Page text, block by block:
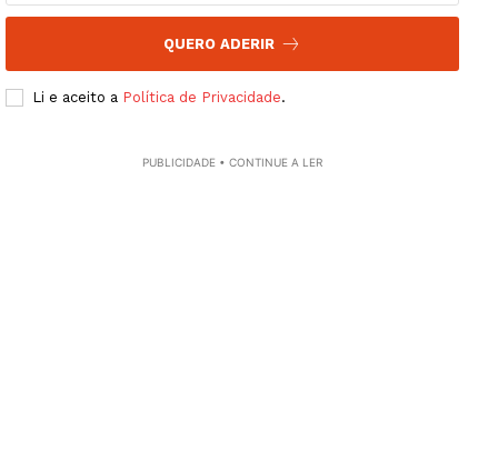
QUERO ADERIR
Li e aceito a Política de Privacidade.
PUBLICIDADE • CONTINUE A LER